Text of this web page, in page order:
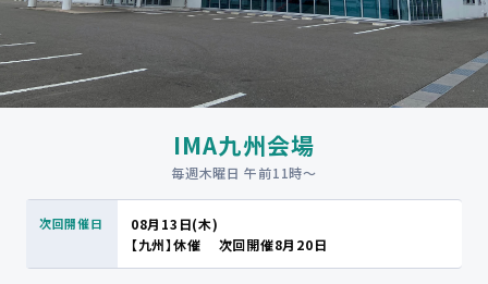
IMA九州会場
毎週木曜日 午前11時〜
08月13日(木)
【九州】休催 次回開催8月20日